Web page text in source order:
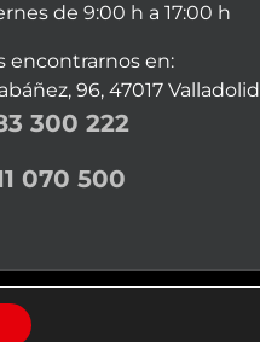
de 9:00 h a 17:00 h
encontrarnos en:
96, 47017 Valladolid
300 222
070 500